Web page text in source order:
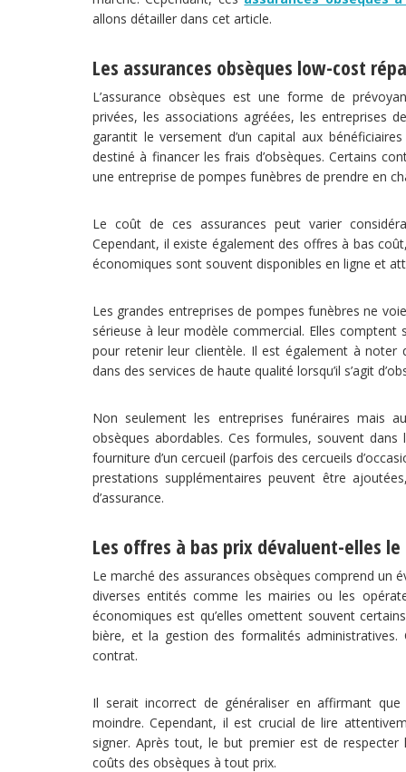
allons détailler dans cet article.
Les assurances obsèques low-cost
L’assurance obsèques est une forme de
privées, les associations agréées, les entreprises
garantit le versement d’un capital aux
destiné à financer les frais d’obsèques. Certains
une entreprise de pompes funèbres de prendre en
Le coût de ces assurances peut varier
Cependant, il existe également des offres à bas
économiques sont souvent disponibles en ligne et
Les grandes entreprises de pompes funèbres ne
sérieuse à leur modèle commercial. Elles
pour retenir leur clientèle. Il est également à
dans des services de haute qualité lorsqu’il s’agit
Non seulement les entreprises funéraires mais
obsèques abordables. Ces formules, souvent
fourniture d’un cercueil (parfois des cercueils
prestations supplémentaires peuvent être
d’assurance.
Les offres à bas prix dévaluent-elles
Le marché des assurances obsèques comprend un
diverses entités comme les mairies ou les
économiques est qu’elles omettent souvent
bière, et la gestion des formalités
contrat.
Il serait incorrect de généraliser en affirmant
moindre. Cependant, il est crucial de lire
signer. Après tout, le but premier est de
coûts des obsèques à tout prix.